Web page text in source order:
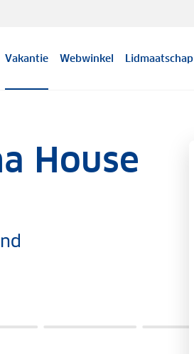
Vakantie Webwinkel Lidmaatschap
House